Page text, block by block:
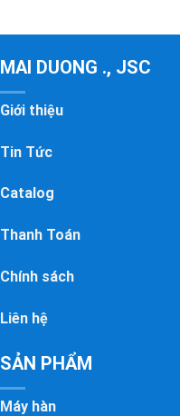
MAI DUONG ., JSC
Giới thiệu
Tin Tức
Catalog
Thanh Toán
Chính sách
Liên hệ
SẢN PHẨM
Máy hàn